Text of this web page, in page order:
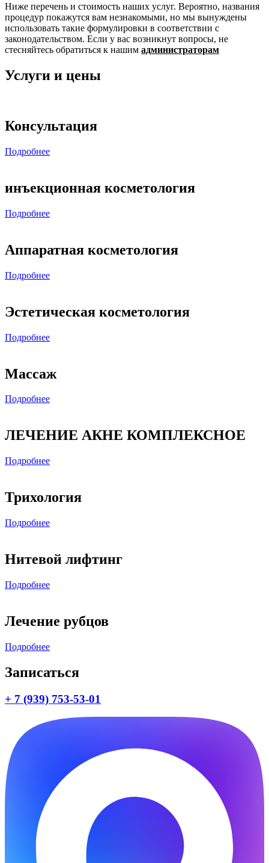
Ниже перечень и стоимость наших услуг. Вероятно, названия
процедур покажутся вам незнакомыми, но мы вынуждены
использовать такие формулировки в соответствии с
законодательством. Если у вас возникнут вопросы, не
стесняйтесь обратиться к нашим администраторам
Услуги и цены
Консультация
Подробнее
инъекционная косметология
Подробнее
Аппаратная косметология
Подробнее
Эстетическая косметология
Подробнее
Массаж
Подробнее
ЛЕЧЕНИЕ АКНЕ КОМПЛЕКСНОЕ
Подробнее
Трихология
Подробнее
Нитевой лифтинг
Подробнее
Лечение рубцов
Подробнее
Записаться
+ 7 (939) 753-53-01